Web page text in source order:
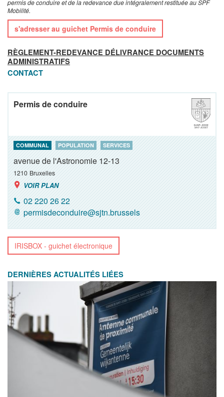
permis de conduire et de la redevance due intégralement restituée au SPF
Mobilité.
s'adresser au guichet Permis de conduire
RÈGLEMENT-REDEVANCE DÉLIVRANCE DOCUMENTS
ADMINISTRATIFS
CONTACT
Permis de conduire
COMMUNAL POPULATION SERVICES
avenue de l'Astronomie 12-13
1210 Bruxelles
VOIR PLAN
02 220 26 22
permisdeconduire@sjtn.brussels
IRISBOX - guichet électronique
DERNIÈRES ACTUALITÉS LIÉES